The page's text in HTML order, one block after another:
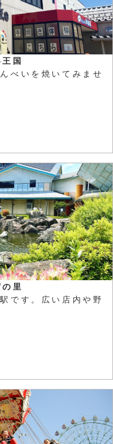
国
べいを焼いてみませ
里
です。広い店内や野